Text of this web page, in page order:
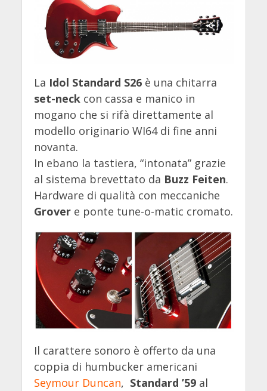
La Idol Standard S26è una chitarra
set-neckcon cassa e manico in
mogano che si rifà direttamente al
modello originario WI64 di fine anni
novanta.
In ebano la tastiera, “intonata” grazie
al sistema brevettato da Buzz Feiten.
Hardware di qualità con meccaniche
Grovere ponte tune-o-matic cromato.
Il carattere sonoro è offerto da una
coppia di humbucker americani
Seymour Duncan, Standard ’59al